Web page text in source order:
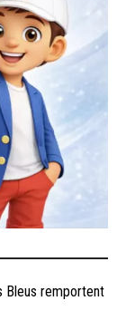
Bleus remportent